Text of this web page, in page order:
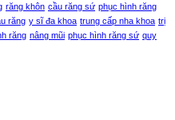
răng khôn cầu răng sứ phục hình răng
răng y sĩ đa khoa trung cấp nha khoa trị
răng nâng mũi phục hình răng sứ quy